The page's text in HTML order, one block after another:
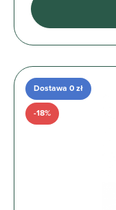
Dostawa 0 zł
-18%